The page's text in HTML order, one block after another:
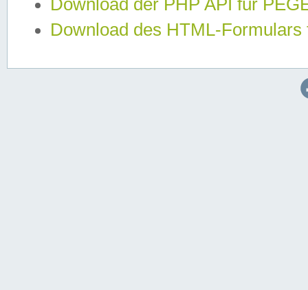
Download der PHP API für
Download des HTML-